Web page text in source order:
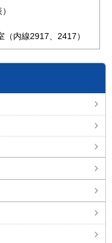
内線2917、2417）